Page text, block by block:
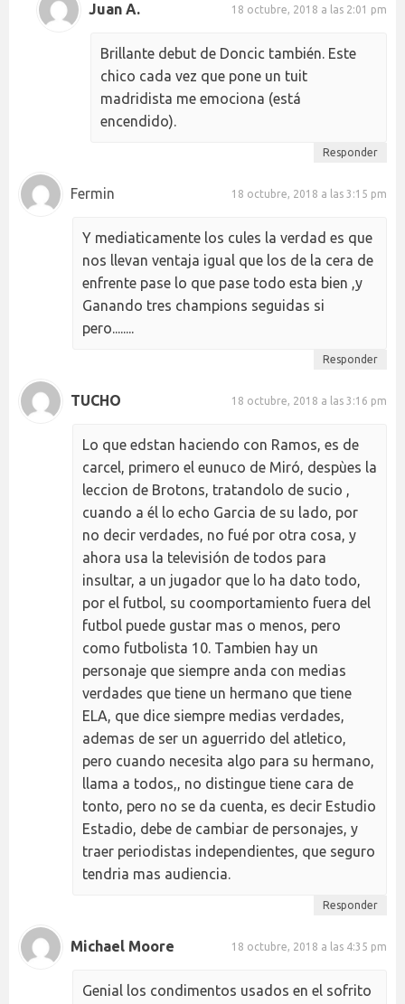
Juan A. 18 octubre, 2018 a las 2:01 pm
Brillante debut de Doncic también. Este
chico cada vez que pone un tuit
madridista me emociona (está
encendido).
Responder
Fermin 18 octubre, 2018 a las 3:15 pm
Y mediaticamente los cules la verdad es que
nos llevan ventaja igual que los de la cera de
enfrente pase lo que pase todo esta bien ,y
Ganando tres champions seguidas si
pero........
Responder
TUCHO 18 octubre, 2018 a las 3:16 pm
Lo que edstan haciendo con Ramos, es de
carcel, primero el eunuco de Miró, despùes la
leccion de Brotons, tratandolo de sucio ,
cuando a él lo echo Garcia de su lado, por
no decir verdades, no fué por otra cosa, y
ahora usa la televisión de todos para
insultar, a un jugador que lo ha dato todo,
por el futbol, su coomportamiento fuera del
futbol puede gustar mas o menos, pero
como futbolista 10. Tambien hay un
personaje que siempre anda con medias
verdades que tiene un hermano que tiene
ELA, que dice siempre medias verdades,
ademas de ser un aguerrido del atletico,
pero cuando necesita algo para su hermano,
llama a todos,, no distingue tiene cara de
tonto, pero no se da cuenta, es decir Estudio
Estadio, debe de cambiar de personajes, y
traer periodistas independientes, que seguro
tendria mas audiencia.
Responder
Michael Moore 18 octubre, 2018 a las 4:35 pm
Genial los condimentos usados en el sofrito